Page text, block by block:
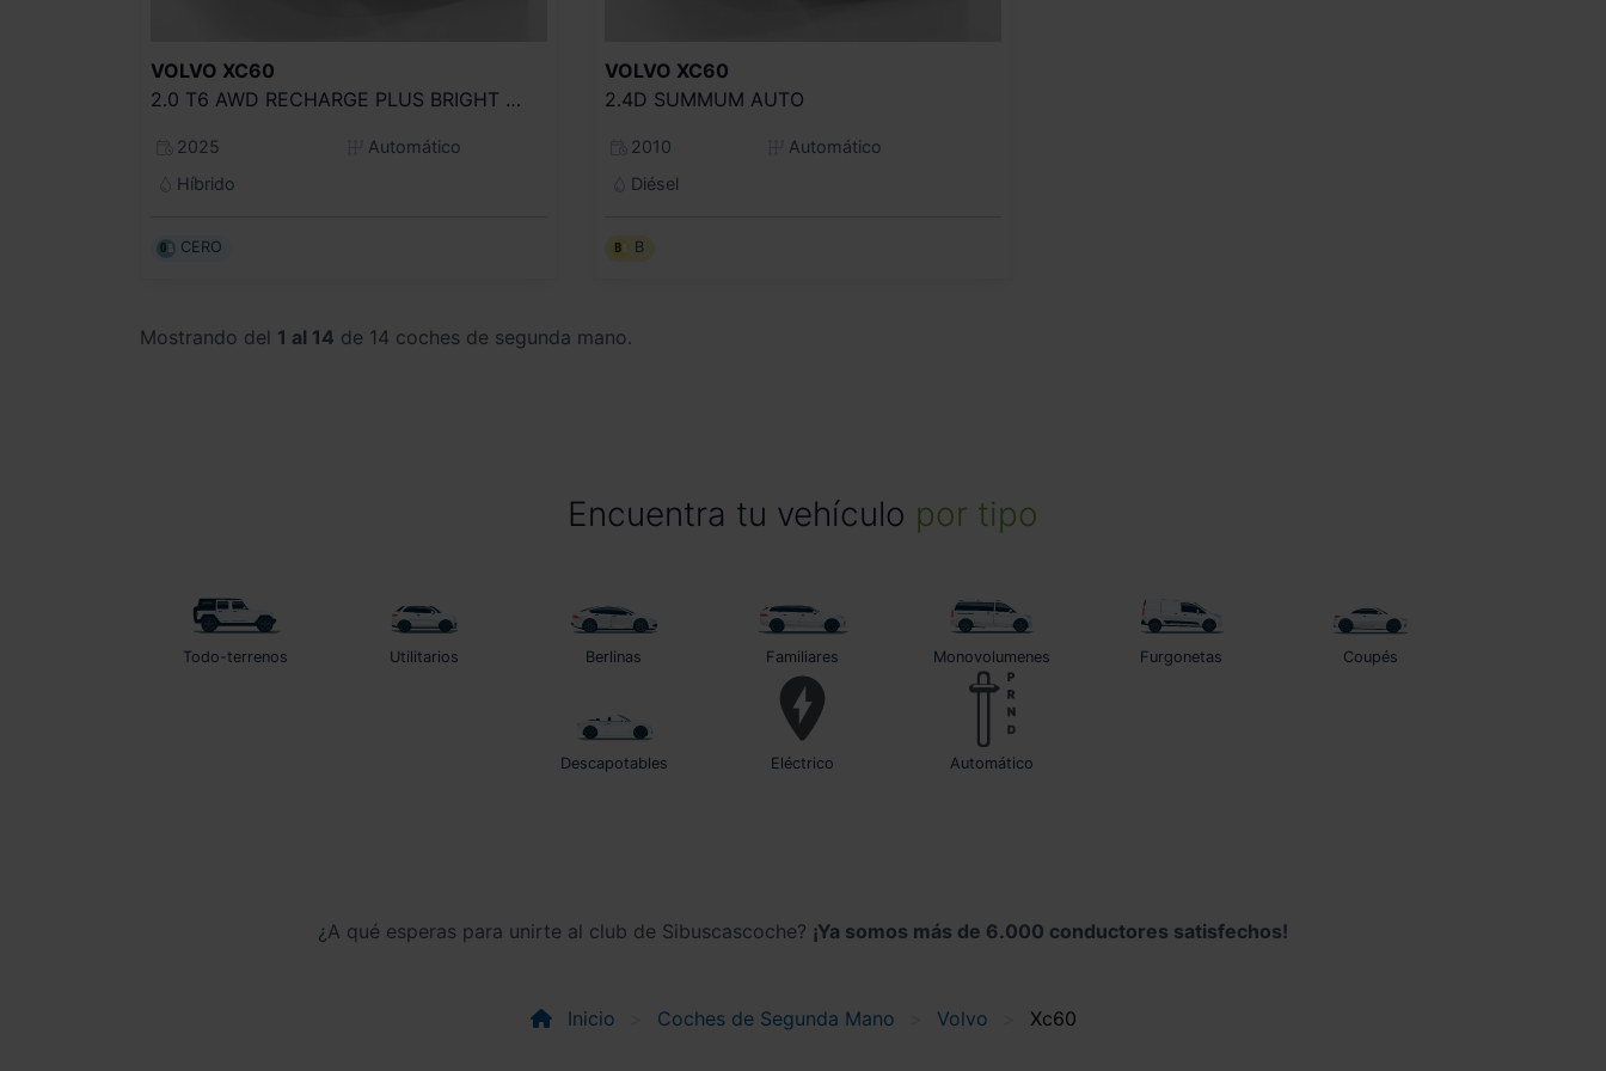
VOLVO XC60
2.0 T6 AWD RECHARGE PLUS BRIGHT AUTO
2025
Automático
Híbrido
CERO
VOLVO XC60
2.4D SUMMUM AUTO
2010
Automático
Diésel
B
Mostrando del 1 al 14 de 14 coches de segunda mano.
Encuentra tu vehículo por tipo
Todo-terrenos Utilitarios Berlinas Familiares Monovolumenes Furgonetas Coupés
Descapotables Eléctrico automático
¿A qué esperas para unirte al club de Sibuscascoche? ¡Ya somos más de 6.000 conductores satisfechos!
Inicio Coches de Segunda Mano Volvo Xc60